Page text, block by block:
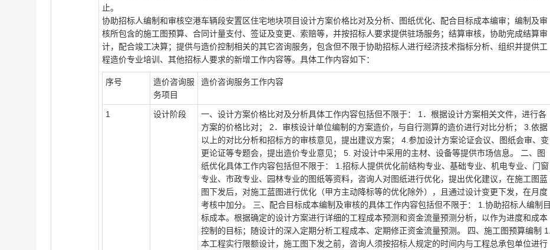
止。
协助招标人编制和审核空港车辆段安置区住宅地块项目设计方案价格比对及分析、图纸优化、配合目标成本编审；编制及审
核所包含的施工图预算、合同计量支付、签证及变更、索赔等，并按招标人要求提供驻场服务；结算审核，协助完成结算审
计，配合竣工决算；提供与造价控制相关的其它咨询服务，包含但不限于协助招标人进行经济技术指标分析、组织并提供工
程造价专业培训、其他招标人要求的新增工作内容等。具体工作内容如下：
序号
造价咨询服
务项目
造价咨询服务工作内容
1 设计阶段
一、设计方案价格比对及分析具体工作内容包括但不限于： 1．根据设计方案相关文件，进行各
方案的价格比对； 2．审核设计单位编制的方案造价，与自行测算的造价进行对比分析； 3.依据
以上的对比分析和招标方的审核意见，提出建议方案； 4.参加设计方案论证会议、图纸会审、变
更论证等专题会，提出造价专业意见； 5. 对设计中采用的主材、设备等提供市场信息。 二、图
纸优化具体工作内容包括但不限于： 1.招标人提供优化前结构专业、基础专业、机电专业、门窗
专业、市政专业、园林专业的图纸等资料，咨询人对图纸进行优化，提出优化建议，在施工图蓝
图下发后，对施工蓝图进行优化（甲方主动降标等的优化除外），且通过设计变更下发，在月度
考核中加分。 三、配合目标成本编制及审核的具体工作内容包括但不限于： 1.协助招标人编制目
标成本。根据确定的设计方案进行详细的工程成本预测和资金流量预测分析，以作为进度和成本
控制的目标；随设计的深入定期分析工程成本、定期修正资金流量预测。 四、施工图预算编制 1.
本工程实行限额设计，施工图下发之前，咨询人须按招标人规定的时间内与工程总承包单位进行